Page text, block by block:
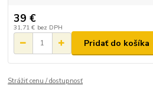
39 €
31,71 € bez DPH
Pridať do košíka
Strážiť cenu / dostupnosť